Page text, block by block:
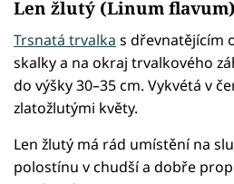
Len žlutý (Linum flavum)
Trsnatá trvalka s dřevnatějícím
skalky a na okraj trvalkového
do výšky 30–35 cm. Vykvétá v
zlatožlutými květy.
Len žlutý má rád umístění na
polostínu v chudší a dobře